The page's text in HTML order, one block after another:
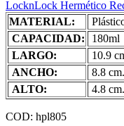
LocknLock Hermético
MATERIAL:
CAPACIDAD:
180ml
LARGO:
10.9
ANCHO:
8.8 cm.
ALTO:
4.8 cm.
COD: hpl805